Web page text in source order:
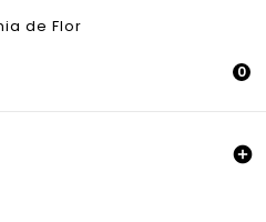
0
